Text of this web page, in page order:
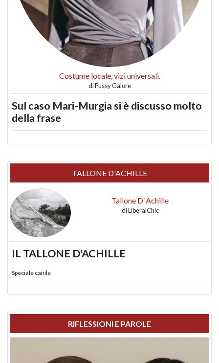
Costume locale, vizi universali.
diPussy Galore
Sul caso Mari-Murgia si è discusso molto
della frase
TALLONE D'ACHILLE
Tallone D`Achille
diLiberalChic
IL TALLONE D'ACHILLE
Speciale canile
RIFLESSIONI E PAROLE